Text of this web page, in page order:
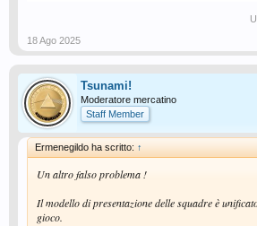
18 Ago 2025
Tsunami!
Moderatore mercatino
Staff Member
Ermenegildo ha scritto: ↑
Un altro falso problema !
Il modello di presentazione delle squadre è
gioco.